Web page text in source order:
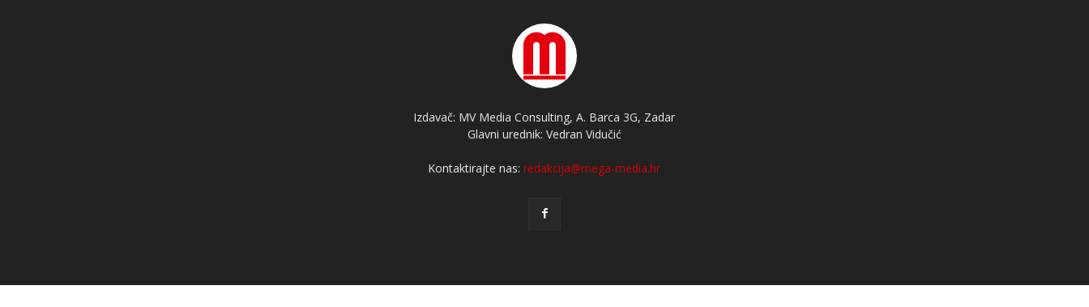
Izdavač: MV Media Consulting, A. Barca 3G, Zadar
Glavni urednik: Vedran Vidučić
Kontaktirajte nas:redakcija@mega-media.hr